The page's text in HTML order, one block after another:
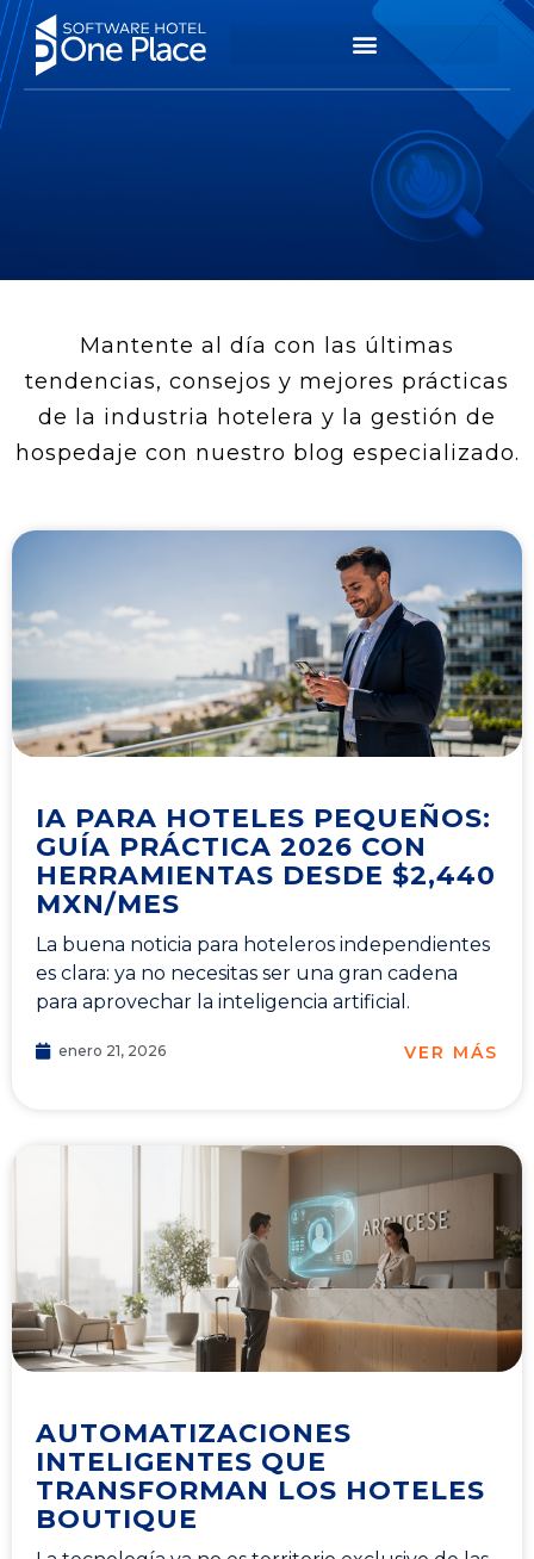
Mantente al día con las últimas
tendencias, consejos y mejores prácticas
de la industria hotelera y la gestión de
hospedaje con nuestro blog especializado.
IA PARA HOTELES PEQUEÑOS:
GUÍA PRÁCTICA 2026 CON
HERRAMIENTAS DESDE $2,440
MXN/MES
La buena noticia para hoteleros independientes
es clara: ya no necesitas ser una gran cadena
para aprovechar la inteligencia artificial.
enero 21, 2026 VER MÁS
AUTOMATIZACIONES
INTELIGENTES QUE
TRANSFORMAN LOS HOTELES
BOUTIQUE